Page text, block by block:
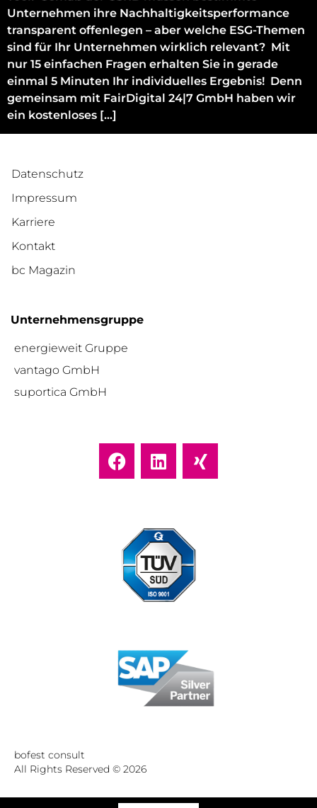
Unternehmen ihre Nachhaltigkeitsperformance
transparent offenlegen – aber welche ESG-Themen
sind für Ihr Unternehmen wirklich relevant? Mit
nur 15 einfachen Fragen erhalten Sie in gerade
einmal 5 Minuten Ihr individuelles Ergebnis! Denn
gemeinsam mit FairDigital 24|7 GmbH haben wir
ein kostenloses […]
Datenschutz
Impressum
Karriere
Kontakt
bc Magazin
Unternehmensgruppe
energieweit Gruppe
vantago GmbH
suportica GmbH
bofest consult
All Rights Reserved © 2026